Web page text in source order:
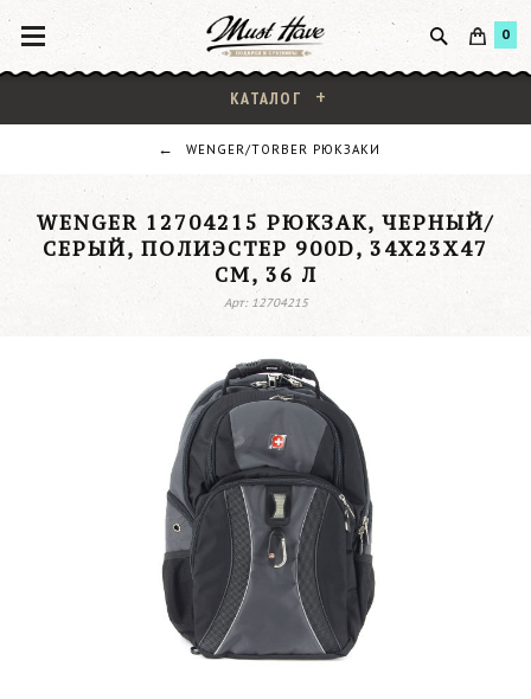
0
КАТАЛОГ
WENGER/TORBER РЮКЗАКИ
WENGER 12704215 РЮКЗАК, ЧЕРНЫЙ/
СЕРЫЙ, ПОЛИЭСТЕР 900D, 34Х23Х47
СМ, 36 Л
Арт: 12704215